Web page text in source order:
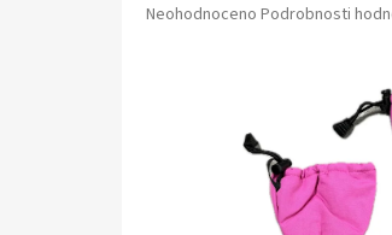
Průměrné
Neohodnoceno Podrobnosti